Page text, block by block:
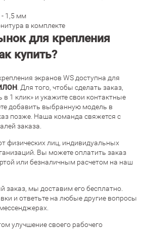
1,5 мм
в комплекте
для крепления
купить?
экранов WS доступна для
. Для того, чтобы сделать заказ,
в 1 клик» и укажите свои контактные
добавить выбранную модель в
позже. Наша команда свяжется с
заказа.
физических лиц, индивидуальных
Вы можете оплатить заказ
или безналичным расчетом на наш
заказ, мы доставим его бесплатно.
и ответьте на любые другие вопросы
улучшение своего рабочего